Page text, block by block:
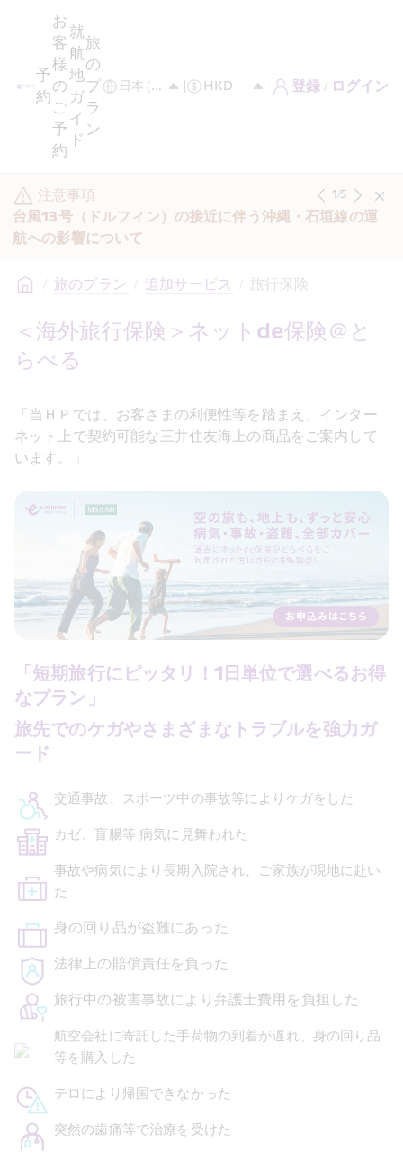
予
約
お
客
様
の
ご
予
約
就
航
地
ガ
イ
ド
旅
の
プ
ラ
ン
登録 / ログイン
注意事項
台風13号（ドルフィン）の接近に伴う沖縄・石垣線の運
航への影響について
1/5
/ 旅のプラン / 追加サービス / 旅行保険
＜海外旅行保険＞ネットde保険＠と
らべる
「当ＨＰでは、お客さまの利便性等を踏まえ、インター
ネット上で契約可能な三井住友海上の商品をご案内して
います。」
「短期旅行にピッタリ！ 1 日単位で選べるお得
なプラン」
旅先でのケガやさまざまなトラブルを強力ガ
ード
交通事故、スポーツ中の事故等によりケガをした
カゼ、盲腸等 病気に見舞われた
事故や病気により長期入院され、ご家族が現地に赴い
た
身の回り品が盗難にあった
法律上の賠償責任を負った
旅行中の被害事故により弁護士費用を負担した
航空会社に寄託した手荷物の到着が遅れ、身の回り品
等を購入した
テロにより帰国できなかった
突然の歯痛等で治療を受けた